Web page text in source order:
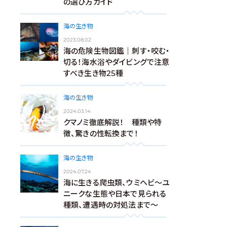
海の生き物
2023.08.02
海の危険生物図鑑｜刺す・咬む・
切る！海水浴やダイビングで注意
すべき生き物25種
海の生き物
2024.03.14
クマノミ徹底解説！ 種類や特
徴、驚きの性転換まで！
海の生き物
2024.07.24
海に生きる爬虫類、ウミヘビ～ユ
ニークな生態や日本で見られる
種類、遭遇時の対処法まで～